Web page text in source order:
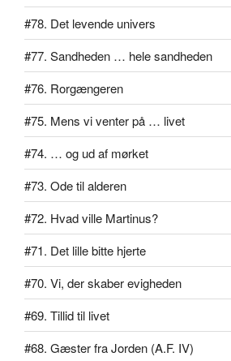
#78. Det levende univers
#77. Sandheden … hele sandheden
#76. Rorgængeren
#75. Mens vi venter på … livet
#74. … og ud af mørket
#73. Ode til alderen
#72. Hvad ville Martinus?
#71. Det lille bitte hjerte
#70. Vi, der skaber evigheden
#69. Tillid til livet
#68. Gæster fra Jorden (A.F. IV)